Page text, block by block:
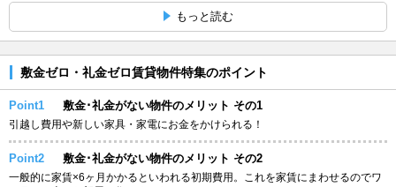
もっと読む
敷金ゼロ・礼金ゼロ賃貸物件特集のポイント
Point1 敷金･礼金がない物件のメリット その1
引越し費用や新しい家具・家電にお金をかけられる！
Point2 敷金･礼金がない物件のメリット その2
一般的に家賃×6ヶ月かかるといわれる初期費用。これを家賃にまわせるのでワ